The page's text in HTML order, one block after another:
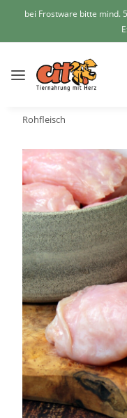
bei Frostware bitte mind.
Rohfleisch